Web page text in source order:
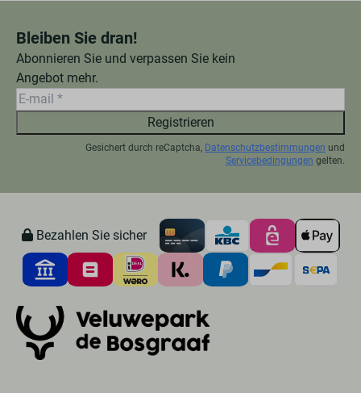
Bleiben Sie dran!
Abonnieren Sie und verpassen Sie kein
Angebot mehr.
Registrieren
Gesichert durch reCaptcha, Datenschutzbestimmungen und
Servicebedingungen gelten.
Bezahlen Sie sicher